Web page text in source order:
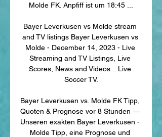
Molde FK. Anpfiff ist um 18:45 ...
Bayer Leverkusen vs Molde stream
and TV listings Bayer Leverkusen vs
Molde - December 14, 2023 - Live
Streaming and TV Listings, Live
Scores, News and Videos :: Live
Soccer TV.
Bayer Leverkusen vs. Molde FK Tipp,
Quoten & Prognose vor 8 Stunden —
Unseren exakten Bayer Leverkusen -
Molde Tipp, eine Prognose und